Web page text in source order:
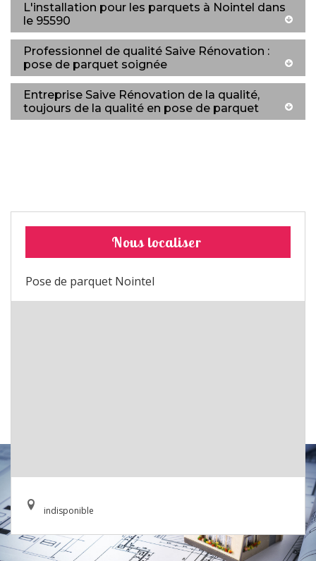
L'installation pour les parquets à Nointel dans
le 95590
Professionnel de qualité Saive Rénovation :
pose de parquet soignée
Entreprise Saive Rénovation de la qualité,
toujours de la qualité en pose de parquet
Nous localiser
Pose de parquet Nointel
indisponible